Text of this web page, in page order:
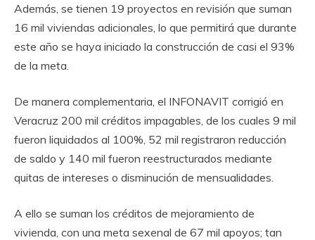
Además, se tienen 19 proyectos en revisión que suman
16 mil viviendas adicionales, lo que permitirá que durante
este año se haya iniciado la construcción de casi el 93%
de la meta.
De manera complementaria, el INFONAVIT corrigió en
Veracruz 200 mil créditos impagables, de los cuales 9 mil
fueron liquidados al 100%, 52 mil registraron reducción
de saldo y 140 mil fueron reestructurados mediante
quitas de intereses o disminución de mensualidades.
A ello se suman los créditos de mejoramiento de
vivienda, con una meta sexenal de 67 mil apoyos; tan